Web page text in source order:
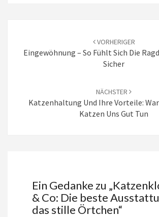
VORHERIGER
Eingewöhnung – So Fühlt Sich Die
Sicher
NÄCHSTER
Katzenhaltung Und Ihre Vorteile:
Katzen Uns Gut Tun
Ein Gedanke zu „
& Co: Die beste
das stille Örtchen“